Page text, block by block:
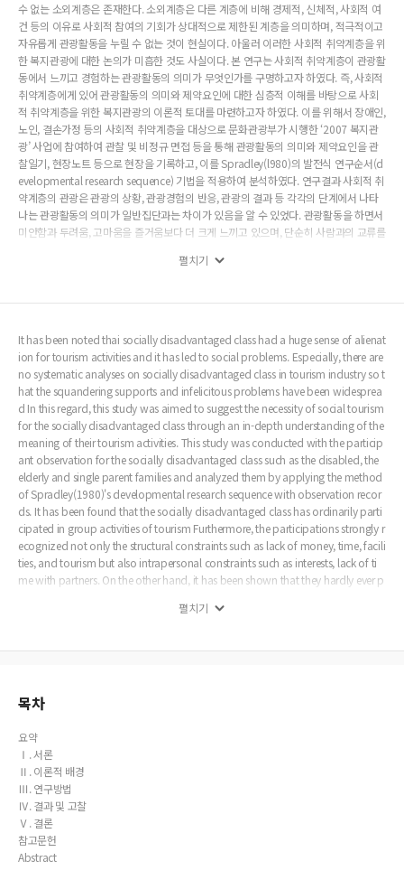
수 없는 소외계층은 존재한다. 소외계층은 다른 계층에 비해 경제적, 신체적, 사회적 여
건 등의 이유로 사회적 참여의 기회가 상대적으로 제한된 계층을 의미하며, 적극적이고
자유롭게 관광활동을 누릴 수 없는 것이 현실이다. 아울러 이러한 사회적 취약계층을 위
한 복지관광에 대한 논의가 미흡한 것도 사실이다. 본 연구는 사회적 취약계층이 관광활
동에서 느끼고 경험하는 관광활동의 의미가 무엇인가를 구명하고자 하였다. 즉, 사회적
취약계층에게 있어 관광활동의 의미와 제약요인에 대한 심층적 이해를 바탕으로 사회
적 취약계층을 위한 복지관광의 이론적 토대를 마련하고자 하였다. 이를 위해서 장애인,
노인, 결손가정 등의 사회적 취약계층을 대상으로 문화관광부가 시행한 ‘2007 복지관
광’ 사업에 참여하여 관찰 및 비정규 면접 등을 통해 관광활동의 의미와 제약요인을 관
찰일기, 현장노트 등으로 현장을 기록하고, 이를 Spradley(l980)의 발전식 연구순서(d
evelopmental research sequence) 기법을 적용하여 분석하였다. 연구결과 사회적 취
약계층의 관광은 관광의 상황, 관광경험의 반응, 관광의 결과 등 각각의 단계에서 나타
나는 관광활동의 의미가 일반집단과는 차이가 있음을 알 수 있었다. 관광활동을 하면서
미안함과 두려움, 고마움을 즐거움보다 더 크게 느끼고 있으며, 단순히 사람과의 교류를
움을 극복할 수 있는 시발점이 될 수 있음을 알 수 있었다. 따라서 사회적 취약계층을 위
은 물론 사회적 편견의 두려움 등을 극복할 수 있는 내재적 제약을 해소할 수 있는 토대
펼치기
It has been noted thai socially disadvantaged class had a huge sense of alienat
ion for tourism activities and it has led to social problems. Especially, there are
no systematic analyses on socially disadvantaged class in tourism industry so t
hat the squandering supports and infelicitous problems have been widesprea
d In this regard, this study was aimed to suggest the necessity of social tourism
for the socially disadvantaged class through an in-depth understanding of the
meaning of their tourism activities. This study was conducted with the particip
ant observation for the socially disadvantaged class such as the disabled, the
elderly and single parent families and analyzed them by applying the method
of Spradley(1980)'s developmental research sequence with observation recor
ds. It has been found that the socially disadvantaged class has ordinarily parti
cipated in group activities of tourism Furthermore, the participations strongly r
ecognized not only the structural constraints such as lack of money, time, facili
ties, and tourism but also intrapersonal constraints such as interests, lack of ti
me with partners. On the other hand, it has been shown that they hardly ever p
However, it has been noted that psychological factors such as social prejudice
observed that the meaning of tourism accounted for a large part as a way of c
펼치기
목차
요약
Ⅰ. 서론
Ⅱ. 이론적 배경
Ⅲ. 연구방법
Ⅳ. 결과 및 고찰
Ⅴ. 결론
참고문헌
Abstract